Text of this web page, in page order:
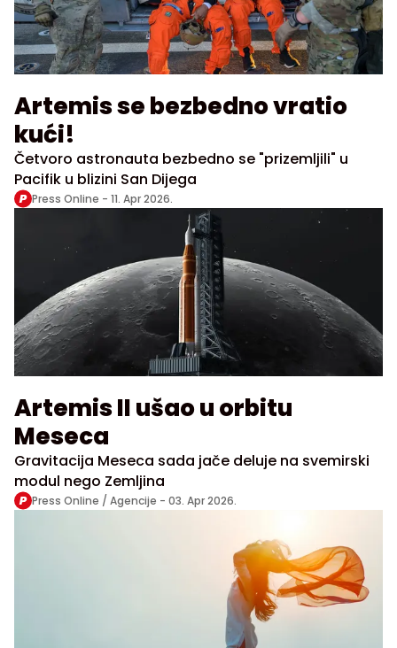
Artemis se bezbedno vratio
kući!
Četvoro astronauta bezbedno se "prizemljili" u
Pacifik u blizini San Dijega
Press Online - 11. Apr 2026.
Artemis II ušao u orbitu
Meseca
Gravitacija Meseca sada jače deluje na svemirski
modul nego Zemljina
Press Online / Agencije - 03. Apr 2026.